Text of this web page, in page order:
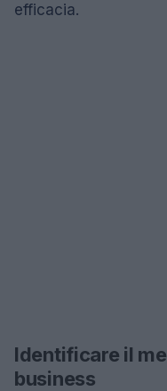
efficacia.
Identificare il
business